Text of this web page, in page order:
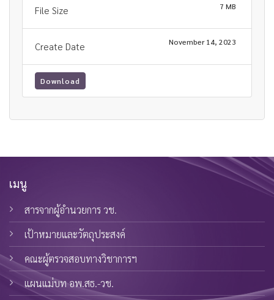
File Size 7 MB
Create Date November 14, 2023
Download
เมนู
สารจากผู้อำนวยการ วช.
เป้าหมายและวัตถุประสงค์
คณะผู้ตรวจสอบทางวิชาการฯ
แผนแม่บท อพ.สธ.-วช.